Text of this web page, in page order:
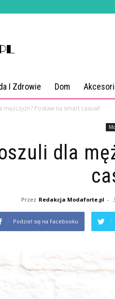
I Zdrowie Dom
mężczyzn? Postaw na smart casual!
dla
Przez Redakcja Modaforte.pl -
Podziel się na Facebooku